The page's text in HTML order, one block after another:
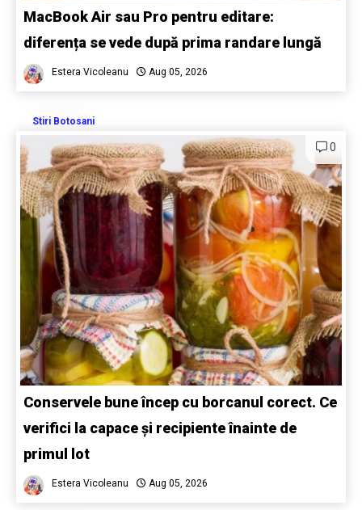
MacBook Air sau Pro pentru editare:
diferența se vede după prima randare lungă
Estera Vicoleanu Aug 05, 2026
Stiri Botosani
0
Conservele bune încep cu borcanul corect. Ce
verifici la capace și recipiente înainte de
primul lot
Estera Vicoleanu Aug 05, 2026